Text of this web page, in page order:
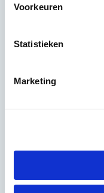
Voorkeuren
Statistieken
Marketing